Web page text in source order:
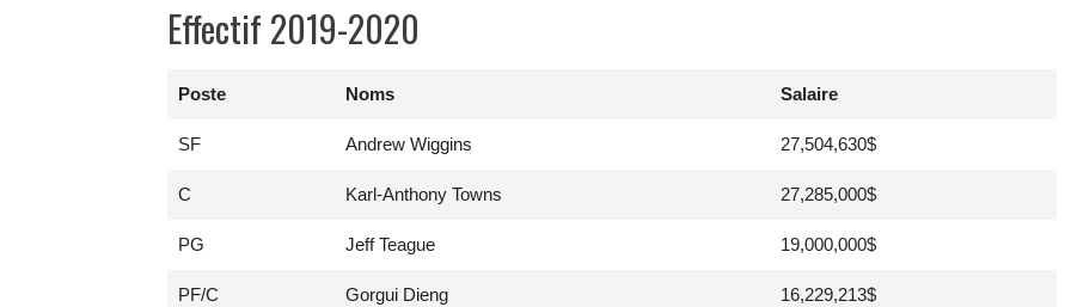
Effectif 2019-2020
Poste Noms Salaire
SF Andrew Wiggins 27,504,630$
C Karl-Anthony Towns 27,285,000$
PG Jeff Teague 19,000,000$
PF/C Gorgui Dieng 16,229,213$